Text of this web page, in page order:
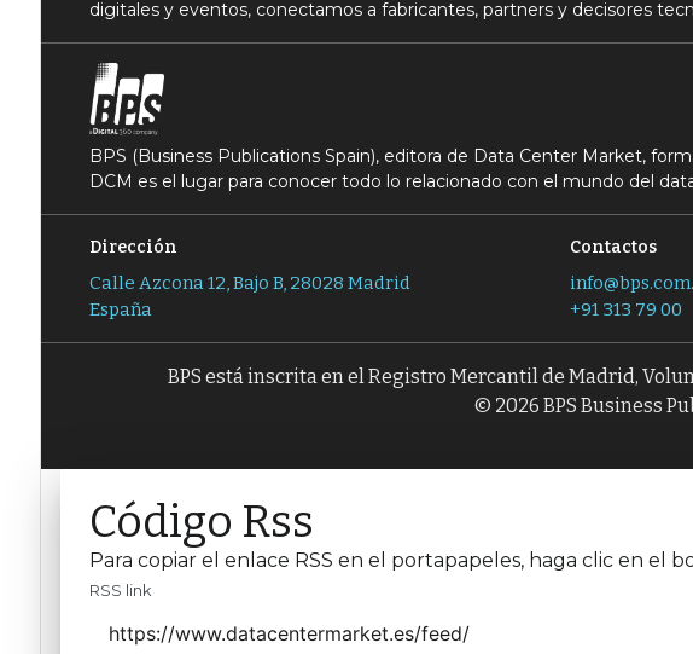
digitales y eventos, conectamos a fabricantes, partners y decisores
BPS (Business Publications Spain), editora de Data Center Market,
DCM es el lugar para conocer todo lo relacionado con el mundo del
Dirección
Calle Azcona 12, Bajo B, 28028 Madrid
España
Contactos
+91 313 79 00
BPS está inscrita en el Registro Mercantil de Madrid,
© 2026 BPS Business
Código Rss
Para copiar el enlace RSS en el portapapeles, haga clic en el
RSS link